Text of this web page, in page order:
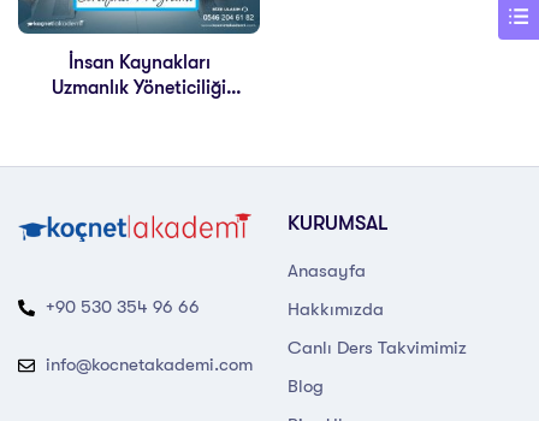
İnsan Kaynakları
Uzmanlık Yöneticiliği
+90 530 354 96 66
info@kocnetakademi.com
KURUMSAL
Anasayfa
Hakkımızda
Canlı Ders Takvimimiz
Blog